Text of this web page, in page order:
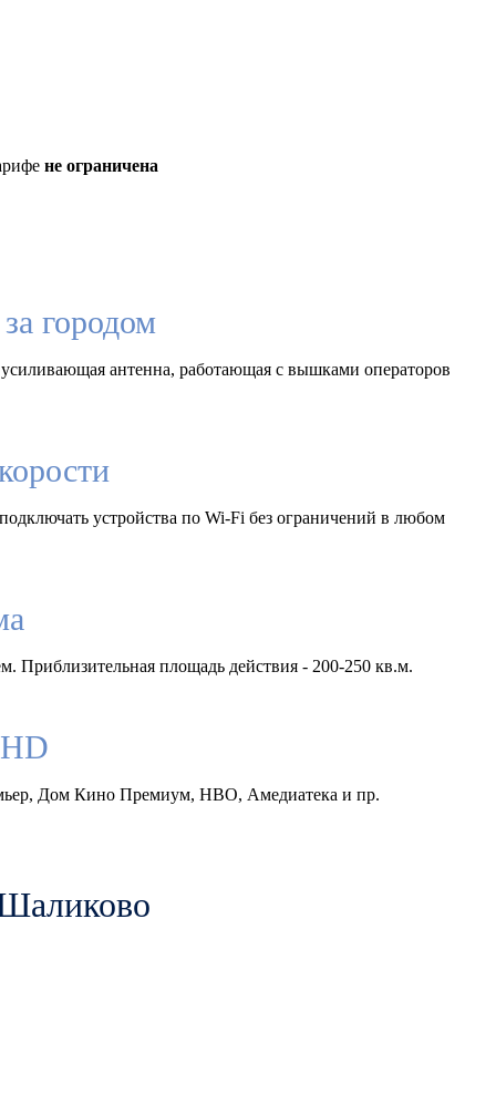
не ограничена
городом
антенна, работающая с вышками операторов
устройства по Wi-Fi без ограничений в любом
Приблизительная площадь действия - 200-250 кв.м.
Дом Кино Премиум, HBO, Амедиатека и пр.